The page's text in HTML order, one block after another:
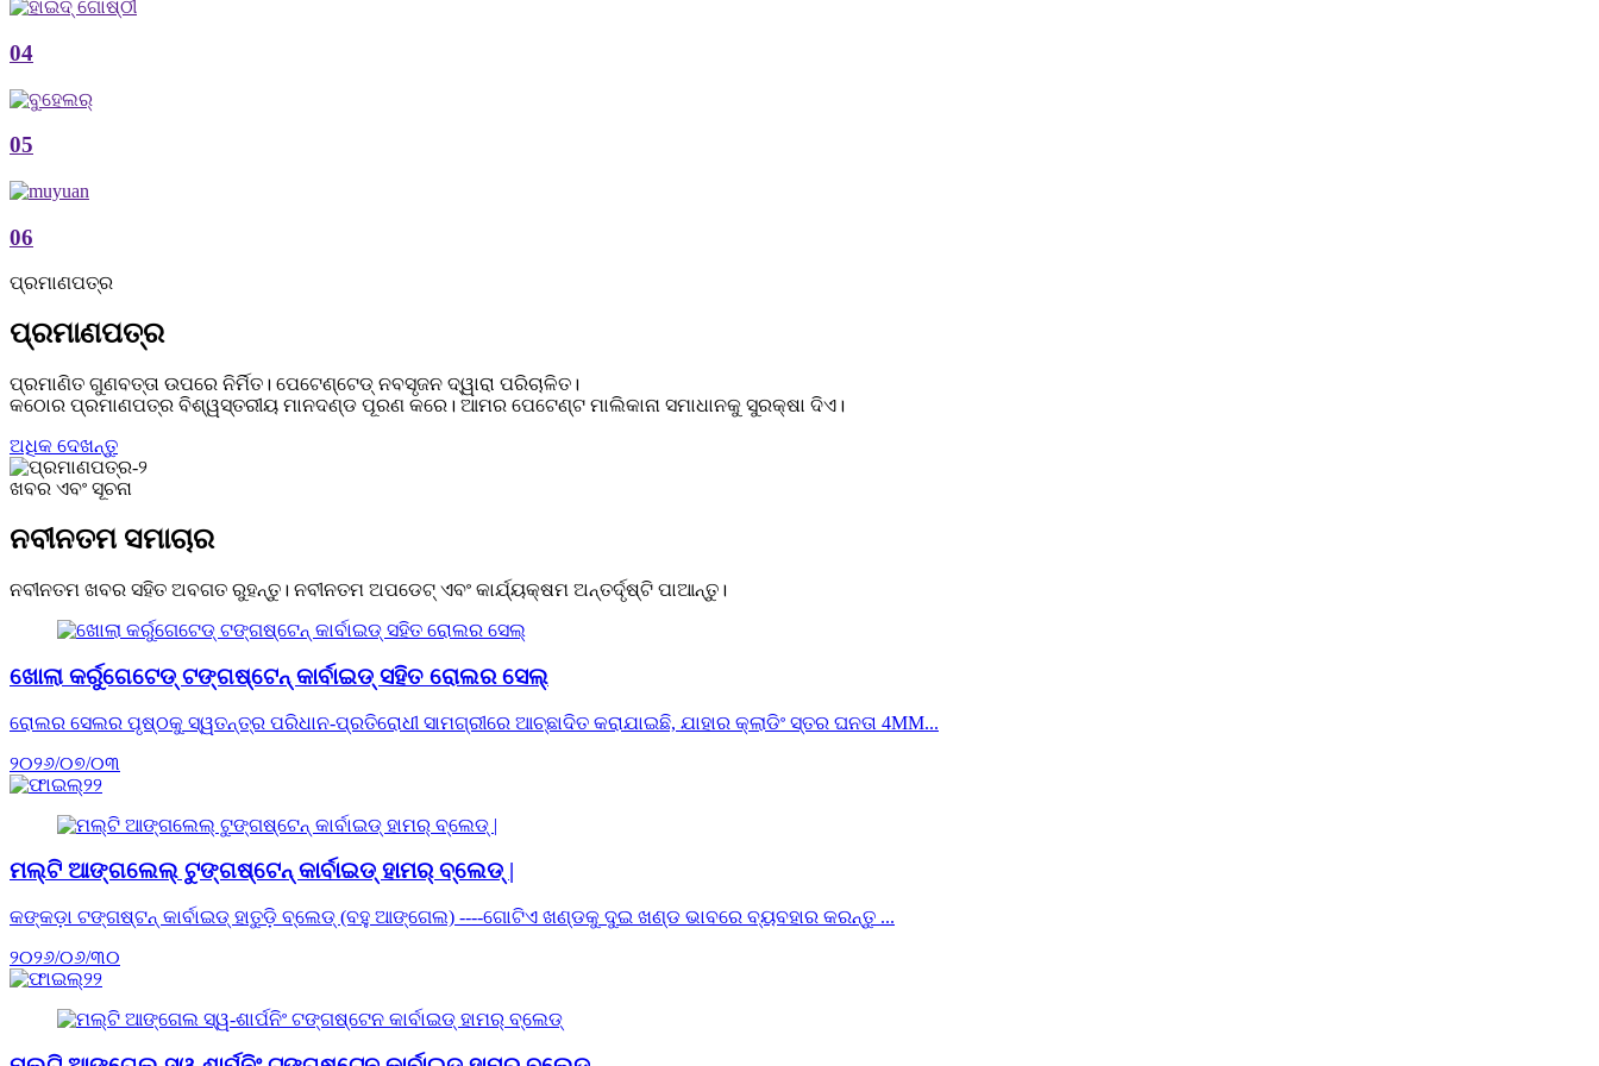
04
05
06
ପ୍ରମାଣପତ୍ର
ପ୍ରମାଣପତ୍ର
ପ୍ରମାଣିତ ଗୁଣବତ୍ତା ଉପରେ ନିର୍ମିତ। ପେଟେଣ୍ଟେଡ୍ ନବସୃଜନ ଦ୍ୱାରା ପରିଚାଳିତ।
କଠୋର ପ୍ରମାଣପତ୍ର ବିଶ୍ୱସ୍ତରୀୟ ମାନଦଣ୍ଡ ପୂରଣ କରେ। ଆମର ପେଟେଣ୍ଟ ମାଲିକାନା ସମାଧାନକୁ ସୁରକ୍ଷା ଦିଏ।
ଅଧିକ ଦେଖନ୍ତୁ
ଖବର ଏବଂ ସୂଚନା
ନବୀନତମ ସମାଚାର
ନବୀନତମ ଖବର ସହିତ ଅବଗତ ରୁହନ୍ତୁ। ନବୀନତମ ଅପଡେଟ୍ ଏବଂ କାର୍ଯ୍ୟକ୍ଷମ ଅନ୍ତର୍ଦୃଷ୍ଟି ପାଆନ୍ତୁ।
ଖୋଲା କର୍ରୁଗେଟେଡ୍ ଟଙ୍ଗଷ୍ଟେନ୍ କାର୍ବାଇଡ୍ ସହିତ ରୋଲର ସେଲ୍
ରୋଲର ସେଲର ପୃଷ୍ଠକୁ ସ୍ୱତନ୍ତ୍ର ପରିଧାନ-ପ୍ରତିରୋଧୀ ସାମଗ୍ରୀରେ ଆଚ୍ଛାଦିତ କରାଯାଇଛି, ଯାହାର କ୍ଲାଡିଂ ସ୍ତର ଘନତା 4MM...
୨୦୨୬/୦୭/୦୩
ମଲ୍ଟି ଆଙ୍ଗଲେଲ୍ ଟୁଙ୍ଗଷ୍ଟେନ୍ କାର୍ବାଇଡ୍ ହାମର୍ ବ୍ଲେଡ୍ |
କଙ୍କଡ଼ା ଟଙ୍ଗଷ୍ଟନ୍ କାର୍ବାଇଡ୍ ହାତୁଡ଼ି ବ୍ଲେଡ୍ (ବହୁ ଆଙ୍ଗେଲ) ----ଗୋଟିଏ ଖଣ୍ଡକୁ ଦୁଇ ଖଣ୍ଡ ଭାବରେ ବ୍ୟବହାର କରନ୍ତୁ ...
୨୦୨୬/୦୬/୩୦